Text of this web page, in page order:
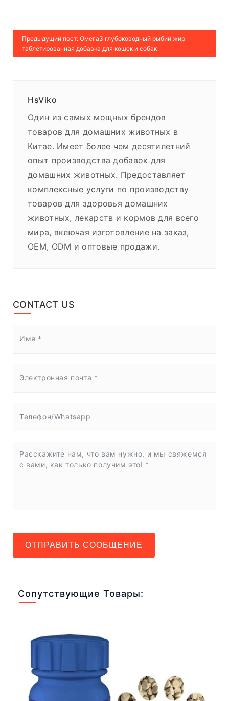
Предыдущий пост: Омега3 глубоководный рыбий жир
таблетированная добавка для кошек и собак
HsViko
Один из самых мощных брендов
товаров для домашних животных в
Китае. Имеет более чем десятилетний
опыт производства добавок для
домашних животных. Предоставляет
комплексные услуги по производству
товаров для здоровья домашних
животных, лекарств и кормов для всего
мира, включая изготовление на заказ,
OEM, ODM и оптовые продажи.
CONTACT US
ОТПРАВИТЬ СООБЩЕНИЕ
Сопутствующие Товары: